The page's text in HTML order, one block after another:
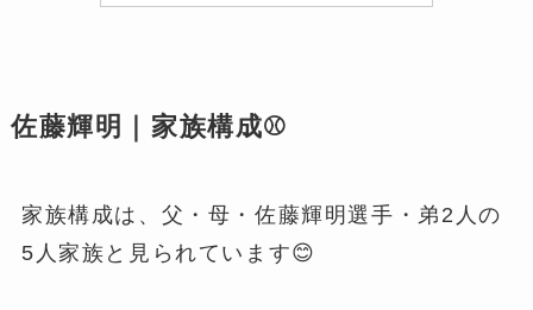
佐藤輝明｜家族構成⚾️
家族構成は、父・母・佐藤輝明選手・弟2人の
5人家族と見られています😊